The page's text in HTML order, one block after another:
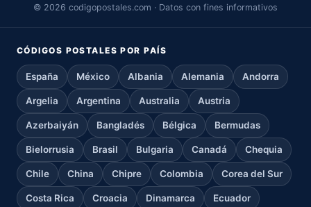
© 2026 codigopostales.com · Datos con fines informativos
CÓDIGOS POSTALES POR PAÍS
España México Albania Alemania Andorra
Argelia Argentina Australia Austria
Azerbaiyán Bangladés Bélgica Bermudas
Bielorrusia Brasil Bulgaria Canadá Chequia
Chile China Chipre Colombia Corea del Sur
Costa Rica Croacia Dinamarca Ecuador